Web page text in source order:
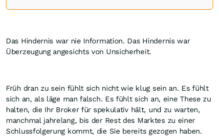
Das Hindernis war nie Information. Das Hindernis war
Überzeugung angesichts von Unsicherheit.
Früh dran zu sein fühlt sich nicht wie klug sein an. Es fühlt
sich an, als läge man falsch. Es fühlt sich an, eine These zu
halten, die Ihr Broker für spekulativ hält, und zu warten,
manchmal jahrelang, bis der Rest des Marktes zu einer
Schlussfolgerung kommt, die Sie bereits gezogen haben.